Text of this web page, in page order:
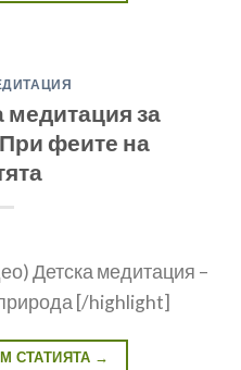
медитация за
феите на
Детска медитация –
[/highlight]
СТАТИЯТА →